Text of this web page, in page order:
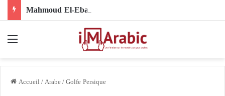
Accueil/Arabe/Golfe Persique